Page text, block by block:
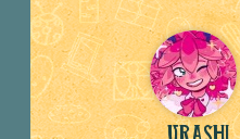
Urashi